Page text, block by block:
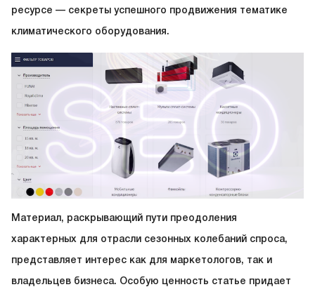
ресурсе — секреты успешного продвижения тематике
климатического оборудования.
Материал, раскрывающий пути преодоления
характерных для отрасли сезонных колебаний спроса,
представляет интерес как для маркетологов, так и
владельцев бизнеса. Особую ценность статье придает